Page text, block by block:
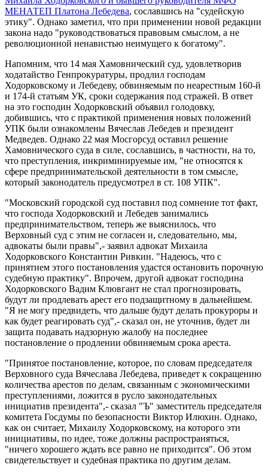
МЕНАТЕП Платона Лебедева, сославшись на "судейскую
этику". Однако заметил, что при применении новой редакции
закона надо "руководствоваться правовым смыслом, а не
революционной ненавистью неимущего к богатому".
Напомним, что 14 мая Хамовнический суд, удовлетворив
ходатайство Генпрокуратуры, продлил господам
Ходорковскому и Лебедеву, обвиняемым по неарестным 160-й
и 174-й статьям УК, сроки содержания под стражей. В ответ
на это господин Ходорковский объявил голодовку,
добившись, что с практикой применения новых положений
УПК были ознакомлены Вячеслав Лебедев и президент
Медведев. Однако 22 мая Мосгорсуд оставил решение
Хамовнического суда в силе, сославшись, в частности, на то,
что преступления, инкриминируемые им, "не относятся к
сфере предпринимательской деятельности в том смысле,
который законодатель предусмотрел в ст. 108 УПК".
"Московский городской суд поставил под сомнение тот факт,
что господа Ходорковский и Лебедев занимались
предпринимательством, теперь же выяснилось, что
Верховный суд с этим не согласен и, следовательно, мы,
адвокаты были правы",- заявил адвокат Михаила
Ходорковского Константин Ривкин. "Надеюсь, что с
принятием этого постановления удастся остановить порочную
судебную практику". Впрочем, другой адвокат господина
Ходорковского Вадим Клювгант не стал прогнозировать,
будут ли продлевать арест его подзащитному в дальнейшем.
"Я не могу предвидеть, что дальше будут делать прокуроры и
как будет реагировать суд",- сказал он, не уточнив, будет ли
защита подавать надзорную жалобу на последнее
постановление о продлении обвиняемым срока ареста.
"Принятое постановление, которое, по словам председателя
Верховного суда Вячеслава Лебедева, приведет к сокращению
количества арестов по делам, связанным с экономическими
преступлениями, ложится в русло законодательных
инициатив президента",- сказал "Ъ" заместитель председателя
комитета Госдумы по безопасности Виктор Илюхин. Однако,
как он считает, Михаилу Ходорковскому, на которого эти
инициативы, по идее, тоже должны распространяться,
"ничего хорошего ждать все равно не приходится". Об этом
свидетельствует и судебная практика по другим делам.